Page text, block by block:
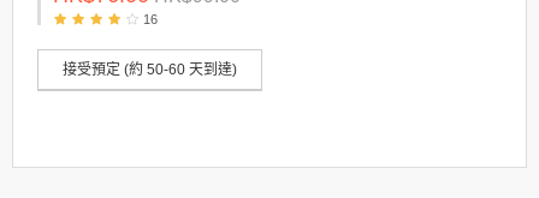
16
接受預定 (約 50-60 天到達)